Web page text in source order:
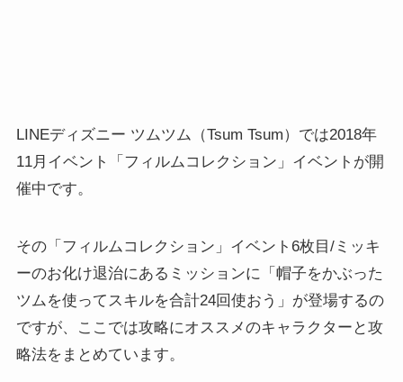
LINEディズニー ツムツム（Tsum Tsum）では2018年
11月イベント「フィルムコレクション」イベントが開
催中です。
その「フィルムコレクション」イベント6枚目/ミッキ
ーのお化け退治にあるミッションに「帽子をかぶった
ツムを使ってスキルを合計24回使おう」が登場するの
ですが、ここでは攻略にオススメのキャラクターと攻
略法をまとめています。